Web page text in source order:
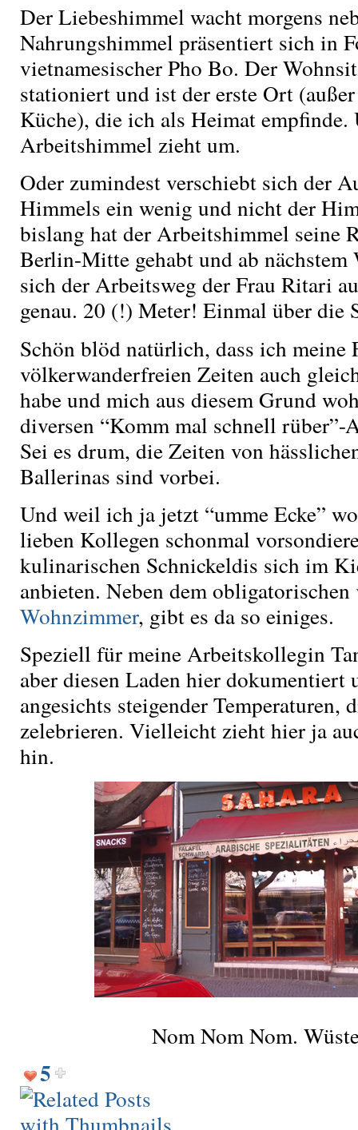
Der Liebeshimmel wacht morgens
Nahrungshimmel präsentiert sich in
vietnamesischer Pho Bo. Der
stationiert und ist der erste Ort
Küche), die ich als Heimat empfinde.
Arbeitshimmel zieht um.
Oder zumindest verschiebt sich der
Himmels ein wenig und nicht der
bislang hat der Arbeitshimmel seine
Berlin-Mitte gehabt und ab nächstem
sich der Arbeitsweg der Frau Ritari
genau. 20 (!) Meter! Einmal über die
Schön blöd natürlich, dass ich meine
völkerwanderfreien Zeiten auch
habe und mich aus diesem Grund
diversen “Komm mal schnell
Sei es drum, die Zeiten von
Ballerinas sind vorbei.
Und weil ich ja jetzt “umme Ecke”
lieben Kollegen schonmal
kulinarischen Schnickeldis sich im
anbieten. Neben dem obligatorischen
Wohnzimmer, gibt es da so einiges.
Speziell für meine Arbeitskollegin
aber diesen Laden hier dokumentiert
angesichts steigender Temperaturen,
zelebrieren. Vielleicht zieht hier ja
hin.
Nom Nom Nom.
5